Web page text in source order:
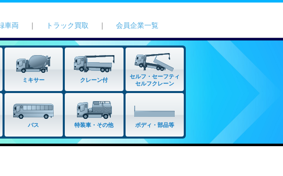
車両 ｜ トラック買取 ｜ 会員企業一覧
ミキサー クレーン付
セルフ・セーフティ
セルフクレーン
バス 特装車・その他 ボディ・部品等